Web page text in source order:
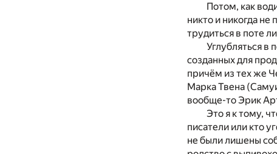
Потом, как
никто и никогда
трудиться в поте
Углубляться в
созданных для
причём из тех же
Марка Твена
вообще-то Эрик
Это я к тому,
писатели или кто
не были лишены